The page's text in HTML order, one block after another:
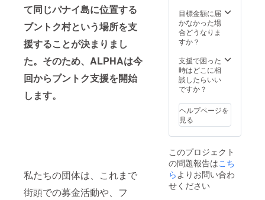
て同じパナイ島に位置する
ブントク村という場所を支
援することが決まりまし
た。そのため、ALPHAは今
回からブントク支援を開始
します。
私たちの団体は、これまで
街頭での募金活動や、フ
す。楽しい
事・熱くな
れる事から
いいアク
ションが生
まれる。プ
ロジェクト
は誰か一人
のやりたい
気持ちから
生まれる。
2. 行動を起
こす
take action
ファイ
ルがあ
りま
ランダ
ムに組
み合わ
せられ
のロー
ブ製品
をお届
けしま
真
下。）
目標金額に届
かなかった場
合どうなりま
すか？
支援で困った
時はどこに相
談したらいい
ですか？
ヘルプページを
見る
このプロジェクト
の問題報告はこち
らよりお問い合わ
せください